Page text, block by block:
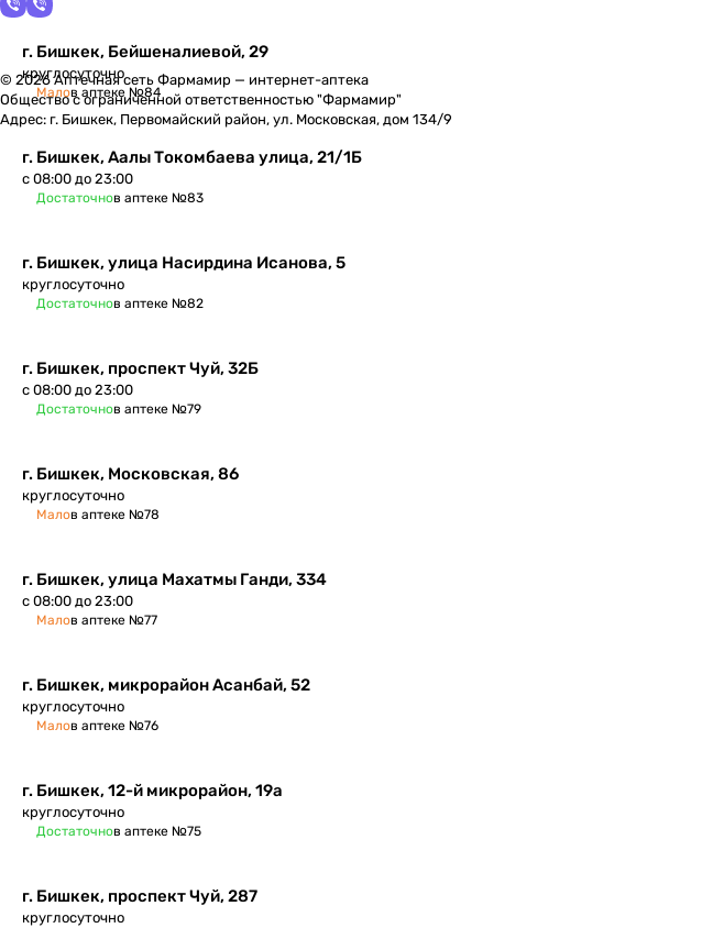
г. Бишкек, Бейшеналиевой, 29
круглосуточно
Малов аптеке №84
г. Бишкек, ​Аалы Токомбаева улица, 21/1Б
с 08:00 до 23:00
Достаточнов аптеке №83
г. Бишкек, улица Насирдина Исанова, 5
круглосуточно
Достаточнов аптеке №82
г. Бишкек​, проспект Чуй, 32Б
с 08:00 до 23:00
Достаточнов аптеке №79
г. Бишкек, Московская, 86
круглосуточно
Малов аптеке №78
г. Бишкек, улица Махатмы Ганди, 334
с 08:00 до 23:00
Малов аптеке №77
г. Бишкек, микрорайон Асанбай, 52
круглосуточно
Малов аптеке №76
г. Бишкек, ​12-й микрорайон, 19а
круглосуточно
Достаточнов аптеке №75
г. Бишкек, проспект Чуй, 287
круглосуточно
© 2026 Аптечная сеть Фармамир — интернет-аптека
Общество с ограниченной ответственностью "Фармамир"
Адрес: г. Бишкек, Первомайский район, ул. Московская, дом 134/9